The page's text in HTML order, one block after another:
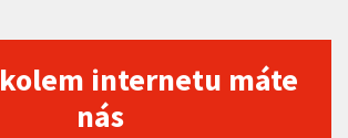
internetu máte
nás